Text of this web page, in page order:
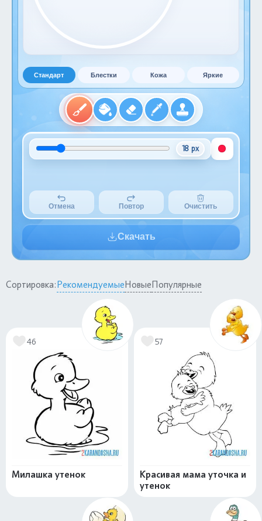
Стандарт Блестки Кожа Яркие
18 px
Отмена Повтор Очистить
Скачать
Сортировка:РекомендуемыеНовыеПопулярные
46
Милашка утенок
57
Красивая мама уточка и
утенок